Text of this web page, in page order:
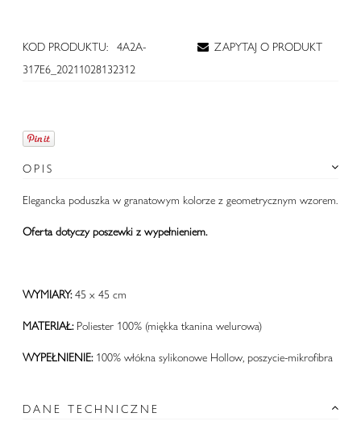
KOD PRODUKTU:
4A2A-
317E6_20211028132312
ZAPYTAJ O PRODUKT
OPIS
Elegancka poduszka w granatowym kolorze z geometrycznym wzorem.
Oferta dotyczy poszewki z wypełnieniem.
WYMIARY:45 x 45 cm
MATERIAŁ: Poliester 100% (miękka tkanina welurowa)
WYPEŁNIENIE: 100% włókna sylikonowe Hollow, poszycie-mikrofibra
DANE TECHNICZNE